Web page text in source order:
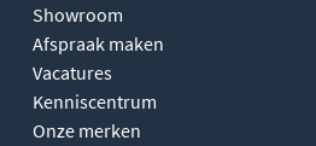
Showroom
Afspraak maken
Vacatures
Kenniscentrum
Onze merken